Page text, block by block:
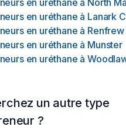
en uréthane à North
en uréthane à Lanark
en uréthane à
en uréthane à Munster
en uréthane à
un autre type
?